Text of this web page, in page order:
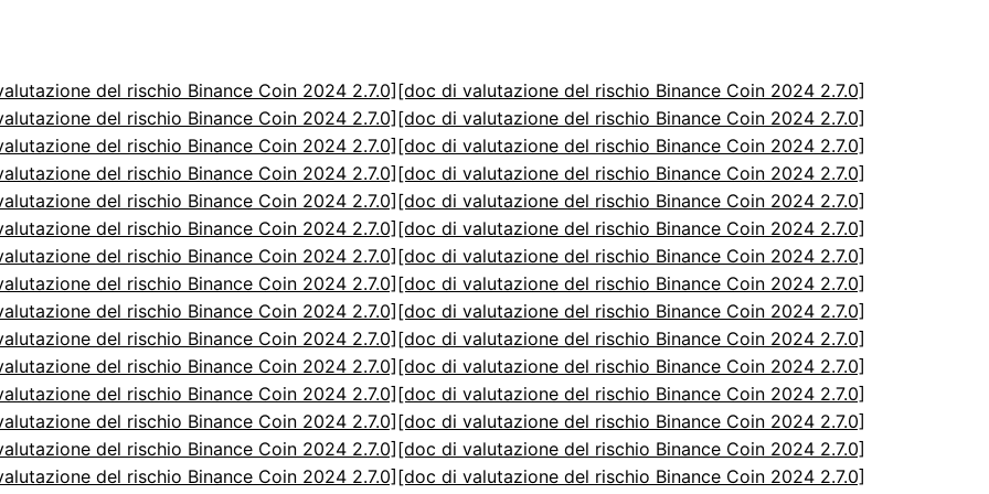
del rischio Binance Coin 2024 2.7.0] [doc di valutazione del rischio Binance Coin 2024 2.7.0]
del rischio Binance Coin 2024 2.7.0] [doc di valutazione del rischio Binance Coin 2024 2.7.0]
del rischio Binance Coin 2024 2.7.0] [doc di valutazione del rischio Binance Coin 2024 2.7.0]
del rischio Binance Coin 2024 2.7.0] [doc di valutazione del rischio Binance Coin 2024 2.7.0]
del rischio Binance Coin 2024 2.7.0] [doc di valutazione del rischio Binance Coin 2024 2.7.0]
del rischio Binance Coin 2024 2.7.0] [doc di valutazione del rischio Binance Coin 2024 2.7.0]
del rischio Binance Coin 2024 2.7.0] [doc di valutazione del rischio Binance Coin 2024 2.7.0]
del rischio Binance Coin 2024 2.7.0] [doc di valutazione del rischio Binance Coin 2024 2.7.0]
del rischio Binance Coin 2024 2.7.0] [doc di valutazione del rischio Binance Coin 2024 2.7.0]
del rischio Binance Coin 2024 2.7.0] [doc di valutazione del rischio Binance Coin 2024 2.7.0]
del rischio Binance Coin 2024 2.7.0] [doc di valutazione del rischio Binance Coin 2024 2.7.0]
del rischio Binance Coin 2024 2.7.0] [doc di valutazione del rischio Binance Coin 2024 2.7.0]
del rischio Binance Coin 2024 2.7.0] [doc di valutazione del rischio Binance Coin 2024 2.7.0]
del rischio Binance Coin 2024 2.7.0] [doc di valutazione del rischio Binance Coin 2024 2.7.0]
del rischio Binance Coin 2024 2.7.0] [doc di valutazione del rischio Binance Coin 2024 2.7.0]